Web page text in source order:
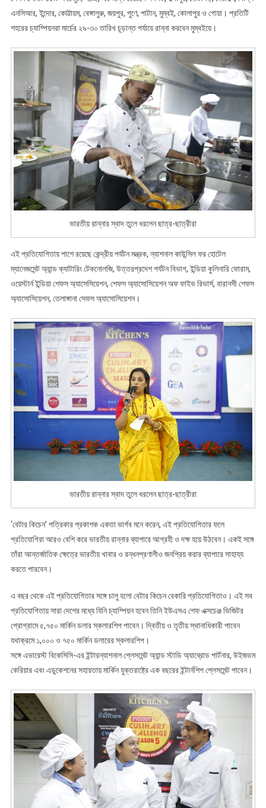
এনসিআর, ইন্দোর, কোট্টায়ম, বেঙ্গালুরু, জয়পুর, পুণে, পাটান, মুম্বই, কোলাপুর ও গোয়া। প্রতিটি
শহরের চ্যাম্পিয়নরা মার্চের ২৯-৩০ তারিখ চূড়ান্ত পর্যায়ে রান্না করবেন মুম্বইয়ে।
ভারতীয় রান্নার স্বাদ তুলে ধরলেন ছাত্র-ছাত্রীরা
এই প্রতিযোগিতায় পাশে রয়েছে কেন্দ্রীয় পর্যটন মন্ত্রক, ন্যাশনাল কাউন্সিল ফর হোটেল
ম্যানেজমেন্ট অ্যান্ড ক্যাটারিং টেকনোলজি, উত্তরপ্রদেশ পর্যটন বিভাগ, ইন্ডিয়া কুলিনারি ফোরাম,
ওয়েস্টার্ন ইন্ডিয়া শেফস অ্যাসেসিয়েশন, শেফস অ্যাসোসিয়েশন অফ ফাইভ রিভার্স, বারানসী শেফস
অ্যাসোসিয়েশন, তেলাঙ্গানা সেফস অ্যাসোসিয়েশন।
ভারতীয় রান্নার স্বাদ তুলে ধরলেন ছাত্র-ছাত্রীরা
‘বেটার কিচেন’ পত্রিকার প্রকাশক একতা ভার্গব মনে করেন, এই প্রতিযোগিতার ফলে
প্রতিযোগিরা আরও বেশি করে ভারতীয় রান্নার ব্যাপারে আগ্রহী ও দক্ষ হয়ে উঠবেন। একই সঙ্গে
তাঁরা আন্তর্জাতিক ক্ষেত্রে ভারতীয় খাবার ও রন্ধনপ্রণালীও জনপ্রিয় করার ব্যাপারে সাহায্য
করতে পারবেন।
এ বছর থেকে এই প্রতিযোগিতার সঙ্গে চালু হলো বেটার কিচেন বেকারি প্রতিযোগিতাও। এই সব
প্রতিযোগিতায় সারা দেশের মধ্যে যিনি চ্যাম্পিয়ন হবেন তিনি ইউএসএ শেফ এক্সচেঞ্জ ভিজিটর
প্রোগ্রামে ৫,৭৫০ মার্কিন ডলার স্কলারশিপ পাবেন। দ্বিতীয় ও তৃতীয় স্থানাধিকারী পাবেন
যথাক্রমে ১,০০০ ও ৭৫০ মার্কিন ডলারের স্কলারশিপ।
সঙ্গে এভারেস্ট বিকেসিসি-এর ইন্টারন্যাশনাল প্লেসমেন্ট অ্যান্ড স্টাডি অ্যাব্রোড পার্টনার, উইজডম
কেরিয়ার এবং এডুকেশনের সহায়তায় মার্কিন যুক্তরাষ্ট্রে এক বছরের ইন্টার্নশিপ প্লেসমেন্ট পাবেন।